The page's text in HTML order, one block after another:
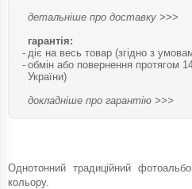
детальніше про доставку >>>
гарантія:
діє на весь товар (згідно з
обмін або повернення протягом
України)
докладніше про гарантію >>>
Однотонний традиційний
кольору.